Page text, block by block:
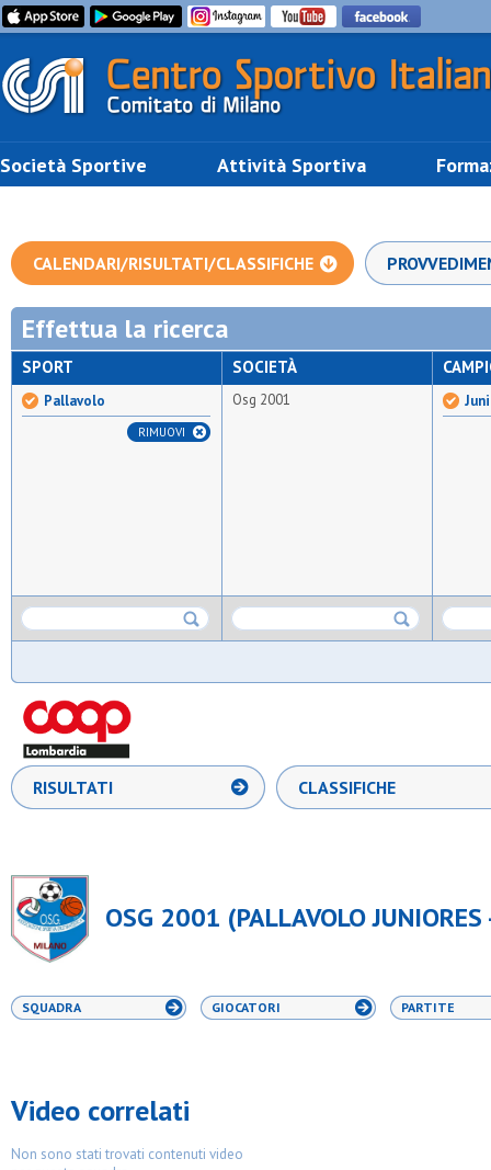
Società Sportive Attività Sportiva
CALENDARI/RISULTATI/CLASSIFICHE
Effettua la ricerca
SPORT
Pallavolo
RIMUOVI
SOCIETÀ
Osg 2001
RISULTATI CLASSIFICHE
OSG 2001 (PALLAVOLO JUNIORES
SQUADRA GIOCATORI PARTITE
Video correlati
Non sono stati trovati contenuti video